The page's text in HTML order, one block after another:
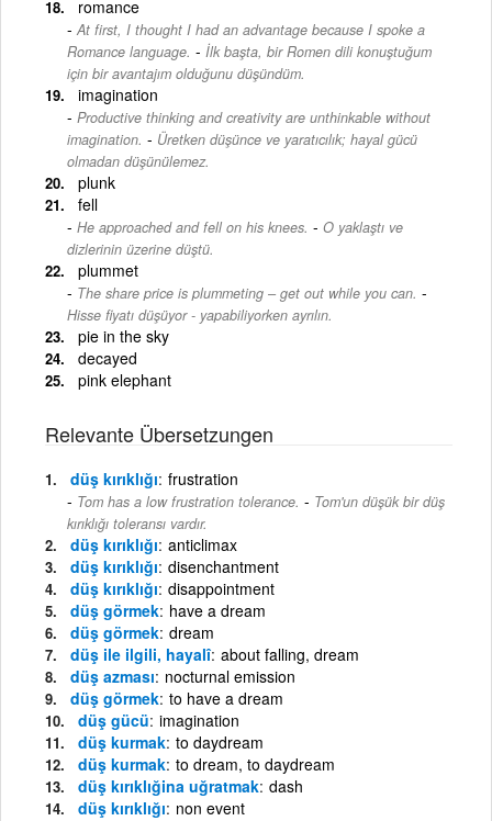
romance
At first, I thought I had an advantage because I spoke a
Romance language. - İlk başta, bir Romen dili konuştuğum
için bir avantajım olduğunu düşündüm.
imagination
Productive thinking and creativity are unthinkable without
imagination. - Üretken düşünce ve yaratıcılık; hayal gücü
olmadan düşünülemez.
plunk
fell
He approached and fell on his knees. - O yaklaştı ve
dizlerinin üzerine düştü.
plummet
The share price is plummeting – get out while you can. -
Hisse fiyatı düşüyor - yapabiliyorken ayrılın.
pie in the sky
decayed
pink elephant
Relevante Übersetzungen
düş kırıklığı frustration
Tom has a low frustration tolerance. - Tom'un düşük bir düş
kırıklığı toleransı vardır.
düş kırıklığı anticlimax
düş kırıklığı disenchantment
düş kırıklığı disappointment
düş görmek have a dream
düş görmek dream
düş ile ilgili, hayalî about falling, dream
düş azması nocturnal emission
düş görmek to have a dream
düş gücü imagination
düş kurmak to daydream
düş kurmak to dream, to daydream
düş kırıklığina uğratmak dash
düş kırıklığı non event